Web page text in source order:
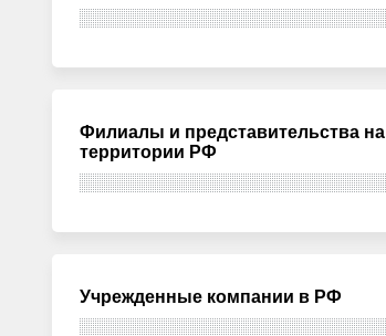
Филиалы и представительства на
территории РФ
Учрежденные компании в РФ